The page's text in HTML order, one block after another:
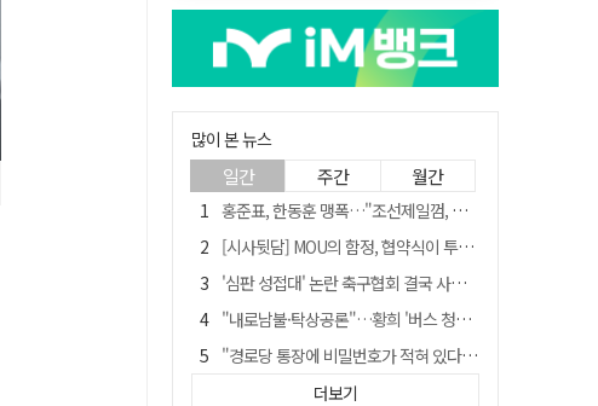
많이 본 뉴스
일간 주간 월간
홍준표, 한동훈 맹폭…"조선제일껌, 권력에 살고 권력에 죽었다"
[시사뒷담] MOU의 함정, 협약식이 투자 확정은 아니긴 해
'심판 성접대' 논란 축구협회 결국 사과…"깊이 반성, 쇄신하겠다"
"내로남불·탁상공론"…황희 '버스 청년주택' 제안에 與 내부서도 쓴소리
"경로당 통장에 비밀번호가 적혀 있다"…전국 돌며 경로당 13곳 턴 30대 구속
예안향교 대성전, '국가지정 보물로 지정'
더보기